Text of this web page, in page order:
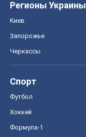
Регионы Украины
Киев
Запорожье
Черкассы
Спорт
Футбол
Хоккей
Формула-1